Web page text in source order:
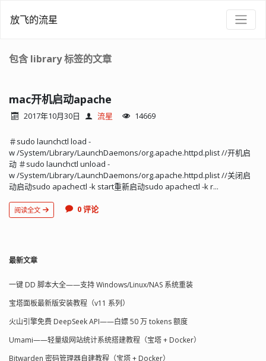
放飞的流星
包含 library 标签的文章
mac开机启动apache
2017年10月30日 流星 14669
＃sudo launchctl load -
w /System/Library/LaunchDaemons/org.apache.httpd.plist //开机启
动 ＃sudo launchctl unload -
w /System/Library/LaunchDaemons/org.apache.httpd.plist //关闭启
动启动sudo apachectl -k start重新启动sudo apachectl -k r...
阅读全文 0 评论
最新文章
一键 DD 脚本大全——支持 Windows/Linux/NAS 系统重装
宝塔面板最新版安装教程（v11 系列）
火山引擎免费 DeepSeek API——白嫖 50 万 tokens 额度
Umami——轻量级网站统计系统搭建教程（宝塔 + Docker）
Bitwarden 密码管理器自建教程（宝塔 + Docker）